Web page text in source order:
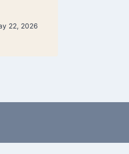
22, 2026